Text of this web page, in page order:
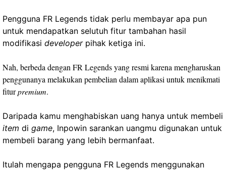
Pengguna FR Legends tidak perlu membayar apa pun
untuk mendapatkan selutuh fitur tambahan hasil
modifikasi developerpihak ketiga ini.
Nah, berbeda dengan FR Legends yang resmi karena mengharuskan
penggunanya melakukan pembelian dalam aplikasi untuk menikmati
fiturpremium.
Daripada kamu menghabiskan uang hanya untuk membeli
item di game, Inpowin sarankan uangmu digunakan untuk
membeli barang yang lebih bermanfaat.
Itulah mengapa pengguna FR Legends menggunakan